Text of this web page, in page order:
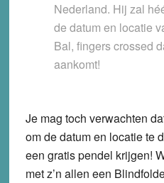
Nederland. Hij zal
de datum en locatie
Bal, fingers crossed
aankomt!
Je mag toch verwachten
om de datum en locatie te
een gratis pendel krijgen!
met z’n allen een